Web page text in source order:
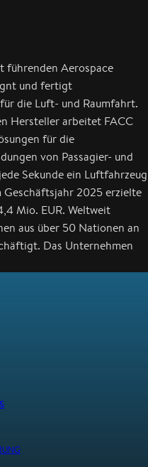
führenden Aerospace
und fertigt
die Luft- und Raumfahrt.
Hersteller arbeitet FACC
für die
von Passagier- und
Sekunde ein Luftfahrzeug
Geschäftsjahr 2025 erzielte
Mio. EUR. Weltweit
aus über 50 Nationen an
Das Unternehmen